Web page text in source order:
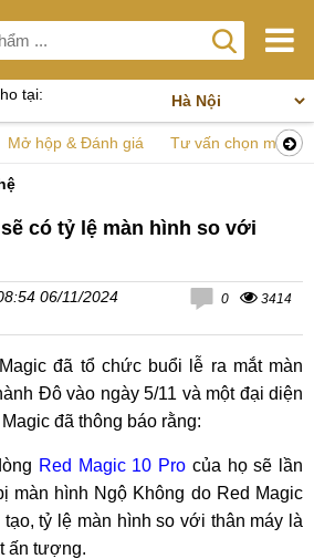
tại:
Mở hộp & Đánh giá Tư vấn chọn mua
có tỷ lệ màn hình so với
06/11/2024
0 3414
đã tổ chức buổi lễ ra mắt màn
Đô vào ngày 5/11 và một đại diện
đã thông báo rằng:
Red Magic 10 Pro của họ sẽ lần
màn hình Ngộ Không do Red Magic
tỷ lệ màn hình so với thân máy là
ấn tượng.